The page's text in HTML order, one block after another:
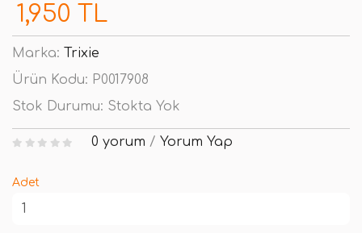
1,950 TL
Marka: Trixie
Ürün Kodu: P0017908
Stok Durumu: Stokta Yok
0 yorum / Yorum Yap
Adet